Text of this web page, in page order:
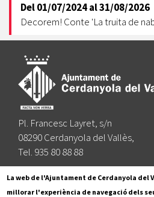
Del01/07/2024al31/08/2026
Decorem! Conte 'La truita de
Pl. Francesc Layret, s/n
08290 Cerdanyola del Vallès,
Tel. 935 80 88 88
Segueix-nos a:
La web de l'Ajuntament de Cerdanyola del
millorar l'experiència de navegació dels